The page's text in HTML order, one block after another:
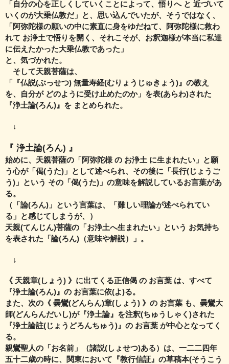
「自分の心を正しくしていくことによって、悟りへ と 近づいて
いくのが大乗仏教だ」と、思い込んでいたが、そうではなく、
「阿弥陀様の願いの中に素直に身をゆだねて、阿弥陀様に救わ
れて お浄土で悟りを開く、それこそが、お釈迦様が本当に私達
に伝えたかった大乗仏教であった」
と、気づかれた。
そして天親菩薩は、
「『仏説(ぶっせつ) 無量寿経(むりょうじゅきょう)』の教え
を、自分が どのように受け止めたのか」を表(あらわ)された
『浄土論(ろん)』を まとめられた。
↓
『 浄土論(ろん) 』
始めに、天親菩薩の「阿弥陀様 の お浄土 に生まれたい」と願
う心が「偈(うた)」として述べられ、その後に「長行(じょうご
う)」という その「偈(うた)」の意味を解説しているお言葉があ
る。
（「論(ろん)」という言葉は、「難しい理論が述べられてい
る」と感じてしまうが、）
天親(てんじん)菩薩の「お浄土へ生まれたい」という お気持ち
を表された「論(ろん)（意味や解説）」。
↓
《 天親章(しょう) 》に出てくる正信偈 の お言葉 は、すべて
『浄土論(ろん)』の お言葉に依(よ)る。
また、次の《 曇鸞(どんらん)章(しょう) 》の お言葉 も、 曇鸞大
師(どんらんだいし)が『浄土論』を注釈(ちゅうしゃく)された
『浄土論註(じょうどろんちゅう)』の お言葉 が中心となってく
る。
親鸞聖人の「お名前」（諸説(しょせつ)ある）は、一二二四年
五十二歳の時に、
関東において『教行信証』の草稿本(そうこう